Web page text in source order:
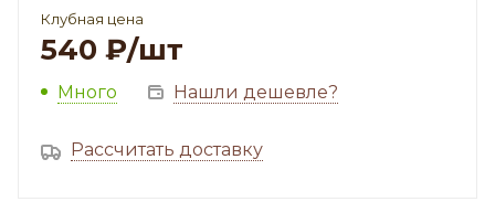
Клубная цена
540 ₽/шт
Много Нашли дешевле?
Рассчитать доставку